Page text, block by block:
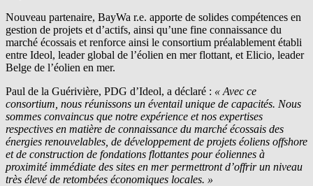
Nouveau partenaire, BayWa r.e. apporte de solides compétences en
gestion de projets et d’actifs, ainsi qu’une fine connaissance du
marché écossais et renforce ainsi le consortium préalablement établi
entre Ideol, leader global de l’éolien en mer flottant, et Elicio, leader
Belge de l’éolien en mer.
Paul de la Guérivière, PDG d’Ideol, a déclaré : « Avec ce
consortium, nous réunissons un éventail unique de capacités. Nous
sommes convaincus que notre expérience et nos expertises
respectives en matière de connaissance du marché écossais des
énergies renouvelables, de développement de projets éoliens offshore
et de construction de fondations flottantes pour éoliennes à
proximité immédiate des sites en mer permettront d’offrir un niveau
très élevé de retombées économiques locales. »